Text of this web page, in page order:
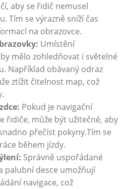
aby se ‌řidič nemusel
Tím​ se výrazně sníží čas
na obrazovce.
Umístění
‍mělo zohledňovat⁣ i světelné
Například obávaný odraz
ztížit čitelnost map, což
Pokud je navigační
řidiče, může být užitečné, aby
přečíst pokyny.Tím se
během jízdy.
Správně ⁣uspořádané
⁢palubní desce umožňují‍
navigace, což